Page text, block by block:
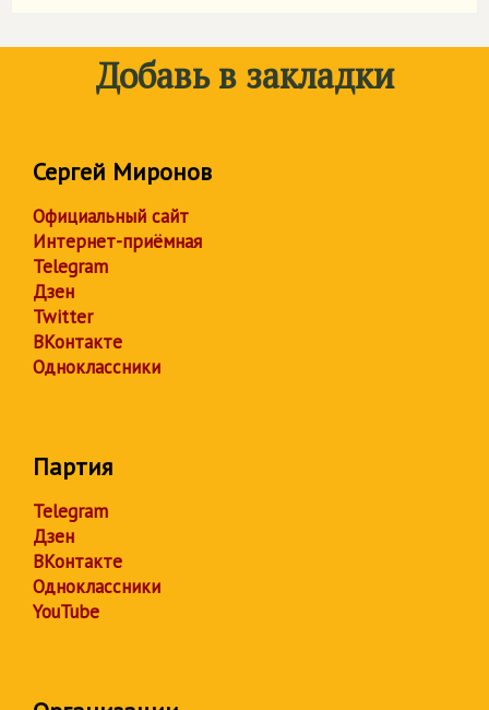
Добавь в закладки
Сергей Миронов
Официальный сайт
Интернет-приёмная
Telegram
Дзен
Twitter
ВКонтакте
Одноклассники
Партия
Telegram
Дзен
ВКонтакте
Одноклассники
YouTube